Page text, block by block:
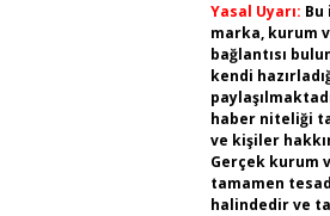
Yasal Uyarı:
marka, kurum
bağlantısı
kendi
haber niteliği
ve kişiler
Gerçek kurum
tamamen
halindedir ve